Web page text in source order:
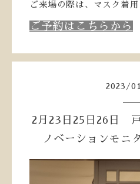
ご来場の際は、マスク着
ご予約はこちらから
2023 /01
2月23日25日26日
ノベーションモニ